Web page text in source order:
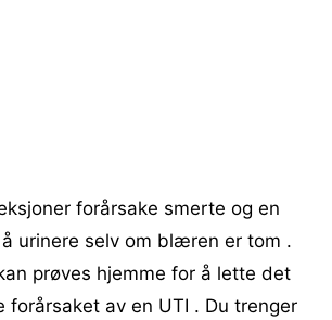
forårsake smerte og en
urinere selv om blæren er tom .
prøves hjemme for å lette det
forårsaket av en UTI . Du trenger